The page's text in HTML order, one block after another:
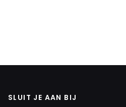
SLUIT JE AAN BIJ